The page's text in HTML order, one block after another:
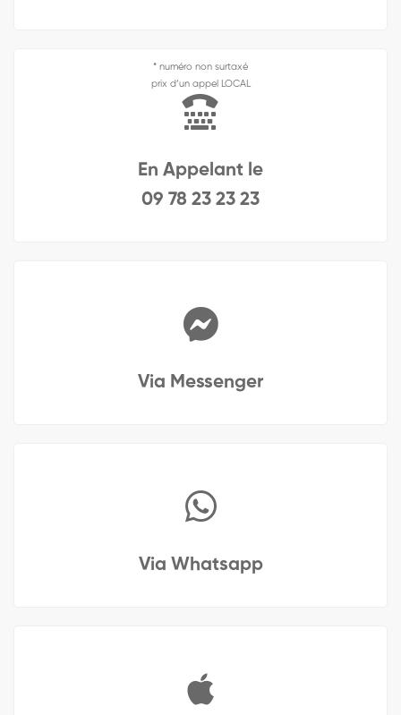
* numéro non surtaxé
prix d’un appel LOCAL
En Appelant le
09 78 23 23 23
Via Messenger
Via Whatsapp